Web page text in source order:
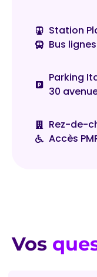
Station
Bus
Parking
30
Rez-de-
Accès
Vos